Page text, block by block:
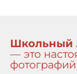
Школьный
— это